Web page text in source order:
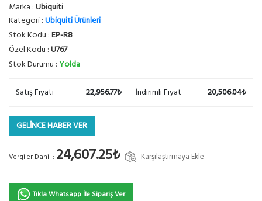
Marka :Ubiquiti
Kategori :Ubiquiti Ürünleri
Stok Kodu :EP-R8
Özel Kodu :U767
Stok Durumu :Yolda
Satış Fiyatı 22,956.77₺ İndirimli Fiyat 20,506.04₺
GELİNCE HABER VER
Vergiler Dahil : 24,607.25₺ Karşılaştırmaya Ekle
Tıkla Whatsapp İle Sipariş Ver